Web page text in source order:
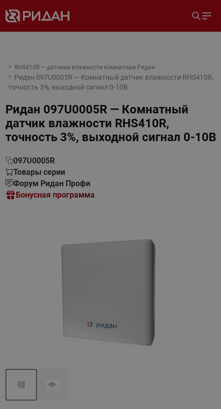
RHS410R — датчики влажности комнатные Ридан
Ридан 097U0005R — Комнатный датчик влажности RHS410R,
точность 3%, выходной сигнал 0-10В
Ридан 097U0005R — Комнатный
датчик влажности RHS410R,
точность 3%, выходной сигнал 0-10В
097U0005R
Товары серии
Форум Ридан Профи
Бонусная программа